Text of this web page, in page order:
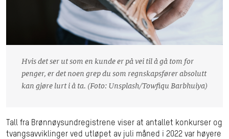
Hvis det ser ut som en kunde er på vei til å gå tom for
penger, er det noen grep du som regnskapsfører absolutt
kan gjøre lurt i å ta. (Foto: Unsplash/Towfiqu Barbhuiya)
Tall fra Brønnøysundregistrene viser at antallet konkurser og
tvangsavviklinger ved utløpet av juli måned i 2022 var høyere